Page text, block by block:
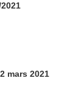
mars 2021